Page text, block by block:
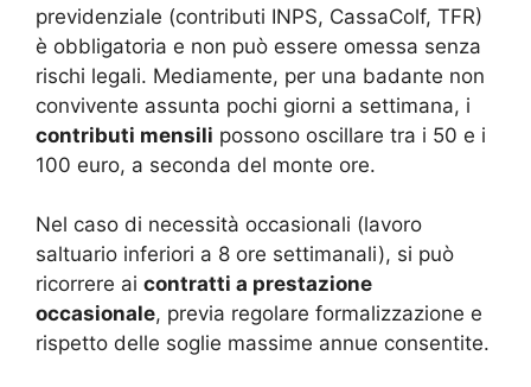
previdenziale (contributi INPS, CassaColf, TFR)
è obbligatoria e non può essere omessa senza
rischi legali. Mediamente, per una badante non
convivente assunta pochi giorni a settimana, i
contributi mensili possono oscillare tra i 50 e i
100 euro, a seconda del monte ore.
Nel caso di necessità occasionali (lavoro
saltuario inferiori a 8 ore settimanali), si può
ricorrere ai contratti a prestazione
occasionale, previa regolare formalizzazione e
rispetto delle soglie massime annue consentite.